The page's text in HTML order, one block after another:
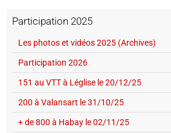
Participation 2025
Les photos et vidéos 2025 (Archives)
Participation 2026
151 au VTT à Léglise le 20/12/25
200 à Valansart le 31/10/25
+ de 800 à Habay le 02/11/25